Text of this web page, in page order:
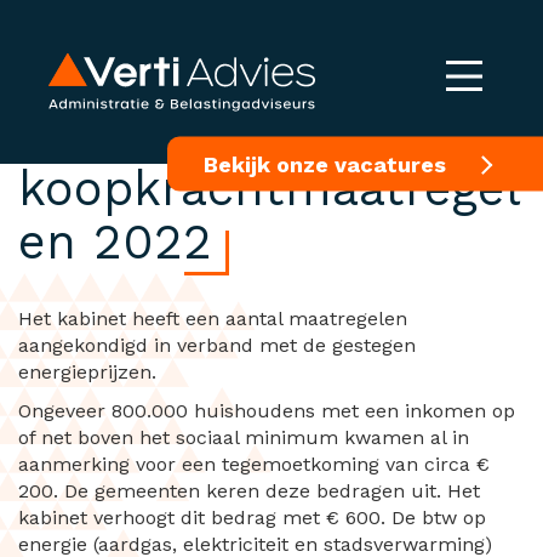
Bekijk onze vacatures
Aanvullende
koopkrachtmaatregel
en 2022
Het kabinet heeft een aantal maatregelen
aangekondigd in verband met de gestegen
energieprijzen.
Ongeveer 800.000 huishoudens met een inkomen op
of net boven het sociaal minimum kwamen al in
aanmerking voor een tegemoetkoming van circa €
200. De gemeenten keren deze bedragen uit. Het
kabinet verhoogt dit bedrag met € 600. De btw op
energie (aardgas, elektriciteit en stadsverwarming)